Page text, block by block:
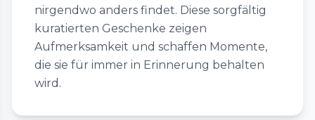
nirgendwo anders findet. Diese sorgfältig
kuratierten Geschenke zeigen
Aufmerksamkeit und schaffen Momente,
die sie für immer in Erinnerung behalten
wird.